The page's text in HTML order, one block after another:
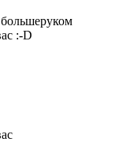
:-D